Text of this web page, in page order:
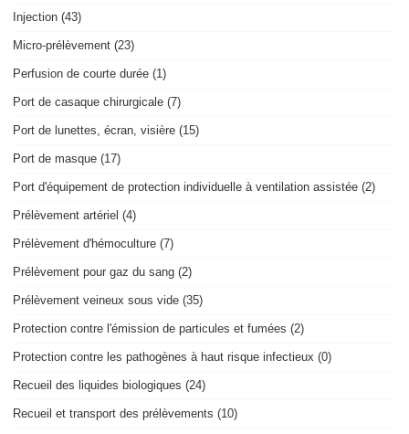
Injection (43)
Micro-prélèvement (23)
Perfusion de courte durée (1)
Port de casaque chirurgicale (7)
Port de lunettes, écran, visière (15)
Port de masque (17)
Port d'équipement de protection individuelle à ventilation assistée (2)
Prélèvement artériel (4)
Prélèvement d'hémoculture (7)
Prélèvement pour gaz du sang (2)
Prélèvement veineux sous vide (35)
Protection contre l'émission de particules et fumées (2)
Protection contre les pathogènes à haut risque infectieux (0)
Recueil des liquides biologiques (24)
Recueil et transport des prélèvements (10)